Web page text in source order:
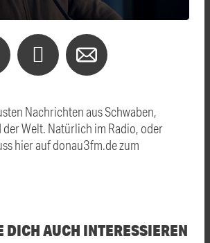
Nachrichten aus Schwaben,
Welt. Natürlich im Radio, oder
hier auf donau3fm.de zum
DICH AUCH INTERESSIEREN